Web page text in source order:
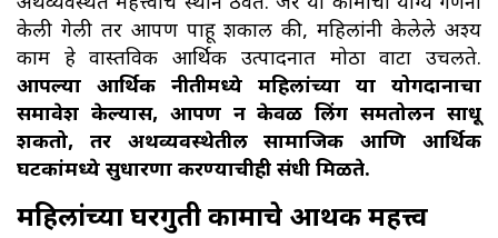
केली गेली तर आपण पाहू शकाल की, महिलांनी केलेले अदृश्य
काम हे वास्तविक आर्थिक उत्पादनात मोठा वाटा उचलते.
आपल्या आर्थिक नीतीमध्ये महिलांच्या या योगदानाचा
समावेश केल्यास, आपण न केवळ लिंग समतोलन साधू
शकतो, तर अर्थव्यवस्थेतील सामाजिक आणि आर्थिक
घटकांमध्ये सुधारणा करण्याचीही संधी मिळते.
महिलांच्या घरगुती कामाचे आर्थिक महत्त्व